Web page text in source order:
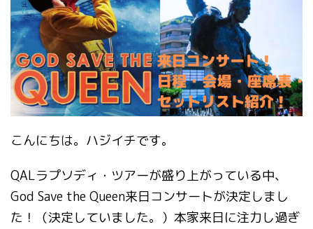
こんにちは。ハジイチです。
QALラプソディ・ツアーが盛り上がっている中、
God Save the Queen来日コンサートが決定しまし
た！（決定していました。）本家来日に注力し過ぎ